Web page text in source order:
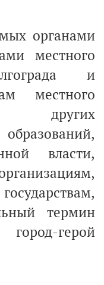
органами
местного
и
местного
других
власти,
термин
герой